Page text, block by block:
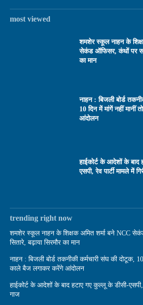
most viewed
शमशेर स्कूल नाहन के
सेकंड ऑफिसर, कंधों पर सजे
का मान
नाहन : बिजली बोर्ड
10 दिन में मांगें नहीं
आंदोलन
हाईकोर्ट के आदेशों के बाद
एसपी, रेव पार्टी मामले में
trending right now
शमशेर स्कूल नाहन के शिक्षक अमित शर्मा बने NCC
सितारे, बढ़ाया सिरमौर का मान
नाहन : बिजली बोर्ड तकनीकी कर्मचारी संघ की दोटूक, 10
काले बैज लगाकर करेंगे आंदोलन
हाईकोर्ट के आदेशों के बाद हटाए गए कुल्लू के डीसी-एसपी,
गाज